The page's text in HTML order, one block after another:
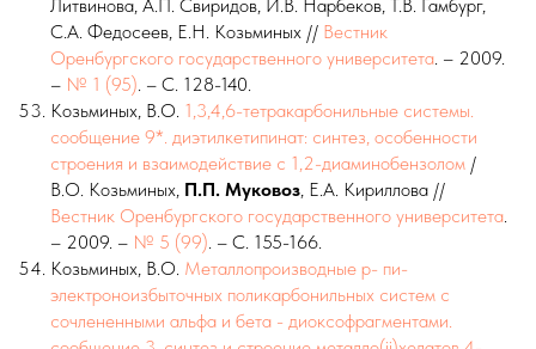
Литвинова, А.П. Свиридов, И.В. Нарбеков, Т.В. Гамбург,
С.А. Федосеев, Е.Н. Козьминых // Вестник
Оренбургского государственного университета. – 2009.
– № 1 (95). – С. 128-140.
Козьминых, В.О. 1,3,4,6-тетракарбонильные системы.
сообщение 9*. диэтилкетипинат: синтез, особенности
строения и взаимодействие с 1,2-диаминобензолом /
В.О. Козьминых, П.П. Муковоз, Е.А. Кириллова //
Вестник Оренбургского государственного университета.
– 2009. – № 5 (99). – С. 155-166.
Козьминых, В.О. Металлопроизводные p- пи-
электроноизбыточных поликарбонильных систем с
сочлененными альфа и бета - диоксофрагментами.